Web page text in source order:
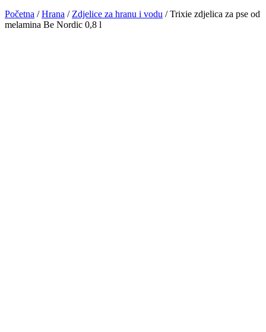
Početna /Hrana /Zdjelice za hranu i vodu / Trixie zdjelica za pse od
melamina Be Nordic 0,8 l